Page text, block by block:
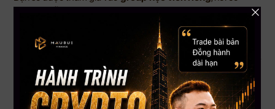
, được cập nhật tài liệu mới nhất, và có cơ hội
trao đổi chiến lược giao dịch hàng tuần. Đây là điểm khác biệt
lớn nhất so với những khóa học thông thường.
Ai Nên Tham Gia Trading Masterclass 2025?
Người mới bắt đầu tìm hiểu về đầu tư tài chính và trading
Người đã học nhiều nhưng vẫn chưa ra kết quả